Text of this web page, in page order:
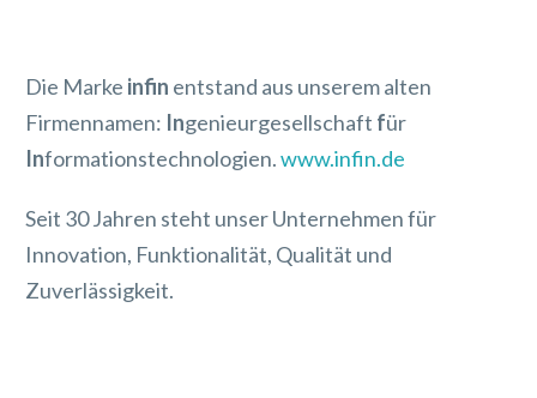
Die Marke infin entstand aus unserem alten
Firmennamen: Ingenieurgesellschaft für
Informationstechnologien.www.infin.de
Seit 30 Jahren steht unser Unternehmen für
Innovation, Funktionalität, Qualität und
Zuverlässigkeit.